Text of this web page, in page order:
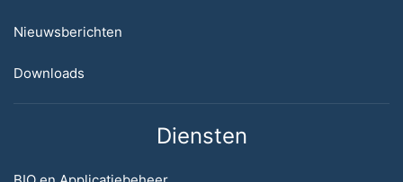
Nieuwsberichten
Downloads
Diensten